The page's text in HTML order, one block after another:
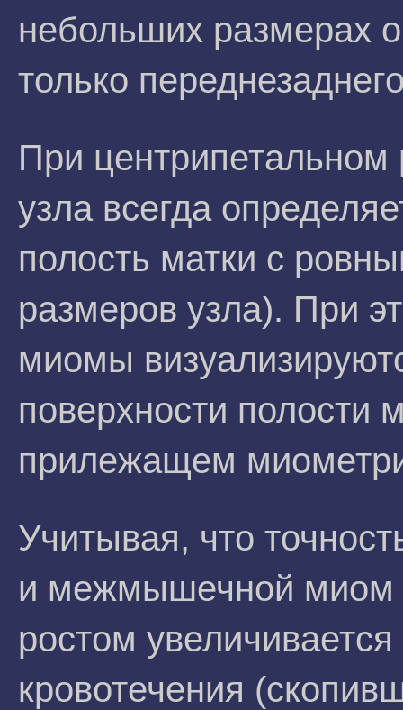
небольших размерах
только
При центрипетальном
узла всегда
полость матки с
размеров узла). При
миомы
поверхности полости
прилежащем
Учитывая, что
и межмышечной миом
ростом
кровотечения